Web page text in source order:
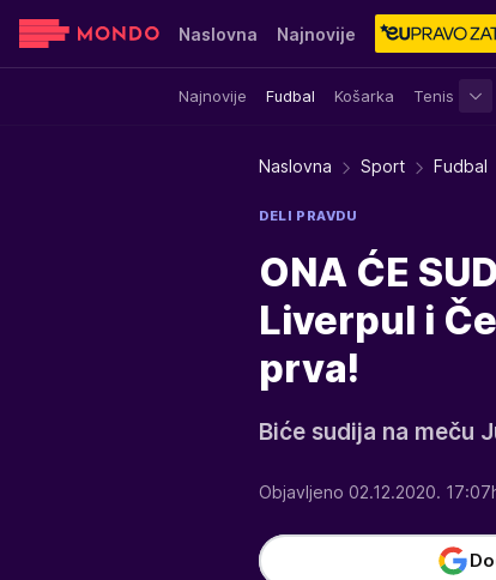
Naslovna Najnovije
Najnovije Fudbal Košarka Tenis
Sensa Stvar ukusa Yumama
Naslovna Sport Fudbal
DELI PRAVDU
ONA ĆE
Liverpul i
prva!
Biće sudija na meču
Objavljeno 02.12.2020.